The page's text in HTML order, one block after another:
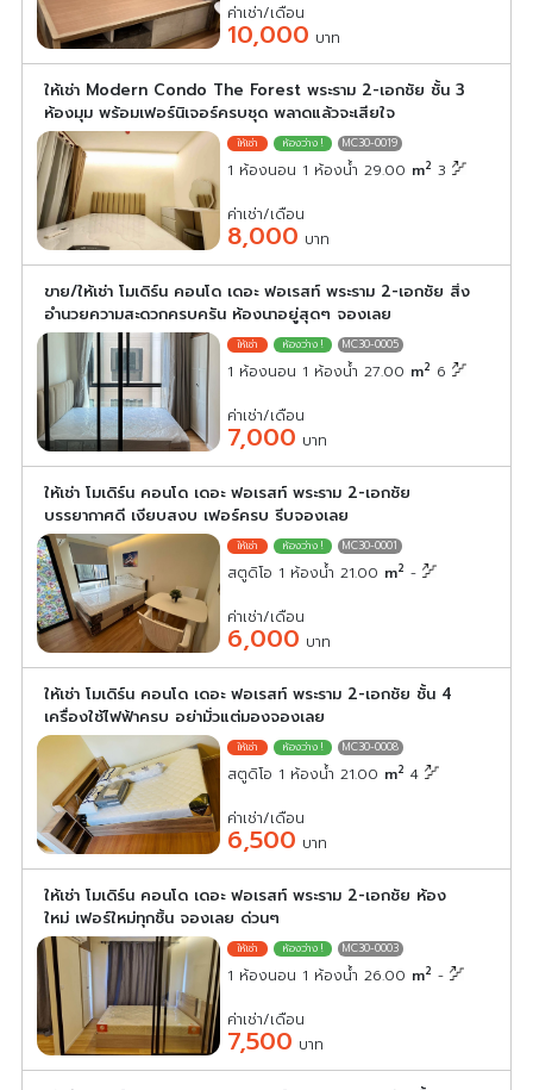
ค่าเช่า/เดือน
10,000 บาท
ให้เช่า Modern Condo The Forest พระราม 2-เอกชัย ชั้น 3
ห้องมุม พร้อมเฟอร์นิเจอร์ครบชุด พลาดแล้วจะเสียใจ
MC30-0019
1 ห้องนอน 1 ห้องน้ำ 29.00 m2 3
ค่าเช่า/เดือน
8,000 บาท
ขาย/ให้เช่า โมเดิร์น คอนโด เดอะ ฟอเรสท์ พระราม 2-เอกชัย สิ่ง
อำนวยความสะดวกครบครัน ห้องนาอยู่สุดๆ จองเลย
MC30-0005
1 ห้องนอน 1 ห้องน้ำ 27.00 m2 6
ค่าเช่า/เดือน
7,000 บาท
ให้เช่า โมเดิร์น คอนโด เดอะ ฟอเรสท์ พระราม 2-เอกชัย
บรรยากาศดี เงียบสงบ เฟอร์ครบ รีบจองเลย
MC30-0001
สตูดิโอ 1 ห้องน้ำ 21.00 m2 -
ค่าเช่า/เดือน
6,000 บาท
ให้เช่า โมเดิร์น คอนโด เดอะ ฟอเรสท์ พระราม 2-เอกชัย ชั้น 4
เครื่องใช้ไฟฟ้าครบ อย่ามั่วแต่มองจองเลย
MC30-0008
สตูดิโอ 1 ห้องน้ำ 21.00 m2 4
ค่าเช่า/เดือน
6,500 บาท
ให้เช่า โมเดิร์น คอนโด เดอะ ฟอเรสท์ พระราม 2-เอกชัย ห้อง
ใหม่ เฟอร์ใหม่ทุกชิ้น จองเลย ด่วนๆ
MC30-0003
1 ห้องนอน 1 ห้องน้ำ 26.00 m2 -
ค่าเช่า/เดือน
7,500 บาท